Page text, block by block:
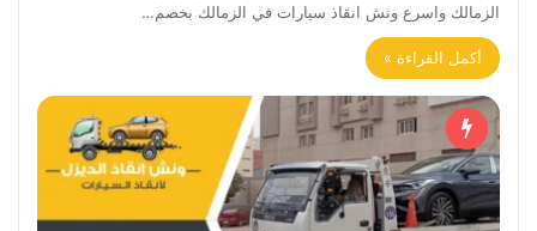
الزمالك واسرع ونش انقاذ سيارات في الزمالك بخصم…
أكمل القراءة »